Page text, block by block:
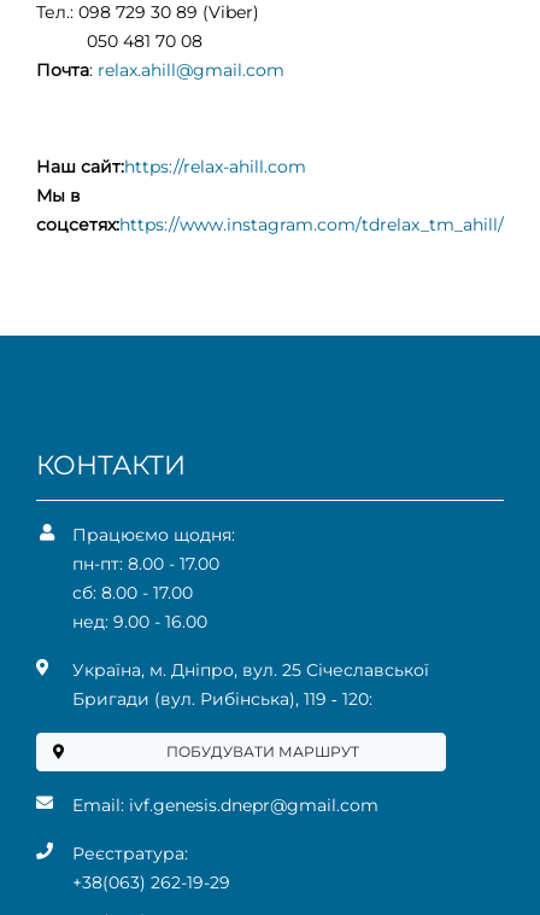
Тел.: 098 729 30 89 (Viber)
050 481 70 08
Почта: relax.ahill@gmail.com
Наш сайт:https://relax-ahill.com
Мы в
соцсетях:https://www.instagram.com/tdrelax_tm_ahill/
КОНТАКТИ
Працюємо щодня:
пн-пт: 8.00 - 17.00
сб: 8.00 - 17.00
нед: 9.00 - 16.00
Українa, м. Дніпро, вул. 25 Січеславської
Бригади (вул. Рибінська), 119 ‑ 120:
ПОБУДУВАТИ МАРШРУТ
Email: ivf.genesis.dnepr@gmail.com
Реєстратура:
+38(063) 262-19-29